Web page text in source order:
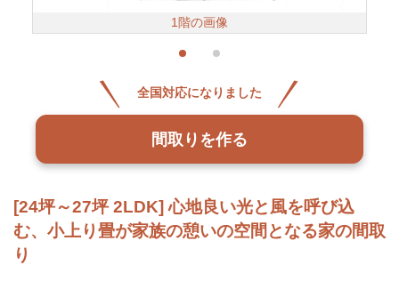
[24坪～27坪 2LDK] 心地良い光と風を呼び込
む、小上り畳が家族の憩いの空間となる家の間取
り
1階の画像
全国対応になりました
間取りを作る